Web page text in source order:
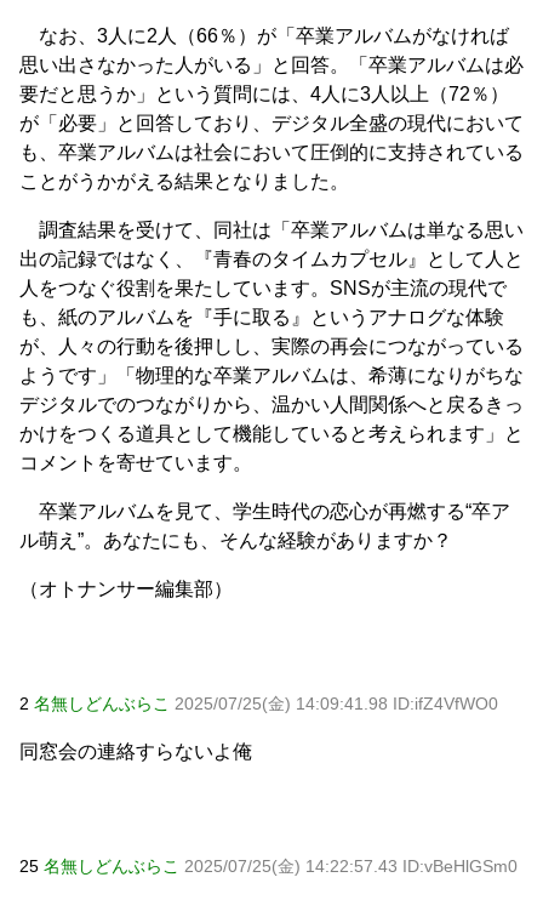
なお、3人に2人（66％）が「卒業アルバムがなければ
思い出さなかった人がいる」と回答。「卒業アルバムは必
要だと思うか」という質問には、4人に3人以上（72％）
が「必要」と回答しており、デジタル全盛の現代において
も、卒業アルバムは社会において圧倒的に支持されている
ことがうかがえる結果となりました。
調査結果を受けて、同社は「卒業アルバムは単なる思い
出の記録ではなく、『青春のタイムカプセル』として人と
人をつなぐ役割を果たしています。SNSが主流の現代で
も、紙のアルバムを『手に取る』というアナログな体験
が、人々の行動を後押しし、実際の再会につながっている
ようです」「物理的な卒業アルバムは、希薄になりがちな
デジタルでのつながりから、温かい人間関係へと戻るきっ
かけをつくる道具として機能していると考えられます」と
コメントを寄せています。
卒業アルバムを見て、学生時代の恋心が再燃する“卒ア
ル萌え”。あなたにも、そんな経験がありますか？
（オトナンサー編集部）
2 名無しどんぶらこ 2025/07/25(金) 14:09:41.98 ID:ifZ4VfWO0
同窓会の連絡すらないよ俺
25 名無しどんぶらこ 2025/07/25(金) 14:22:57.43 ID:vBeHlGSm0